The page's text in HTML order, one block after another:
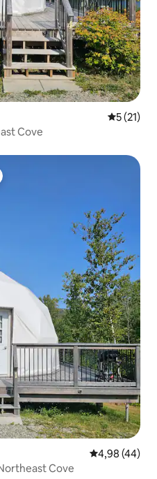
Note
5 (21)
Cove
les plus aimés
Note
4,98 (44)
Cove